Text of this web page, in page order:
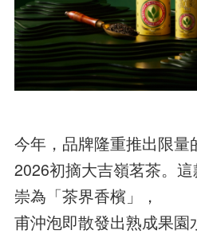
今年，品牌隆重推出限量
2026初摘大吉嶺茗茶。
崇為「茶界香檳」，
甫沖泡即散發出熟成果園